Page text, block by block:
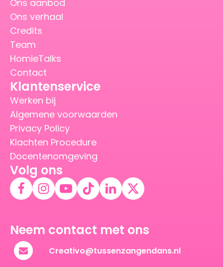
Ons aanbod
Ons verhaal
Credits
Team
HomieTalks
Contact
Klantenservice
Werken bij
Algemene voorwaarden
Privacy Policy
Klachten Procedure
Docentenomgeving
Volg ons
Neem contact met ons
Creativo@tussenzangendans.nl